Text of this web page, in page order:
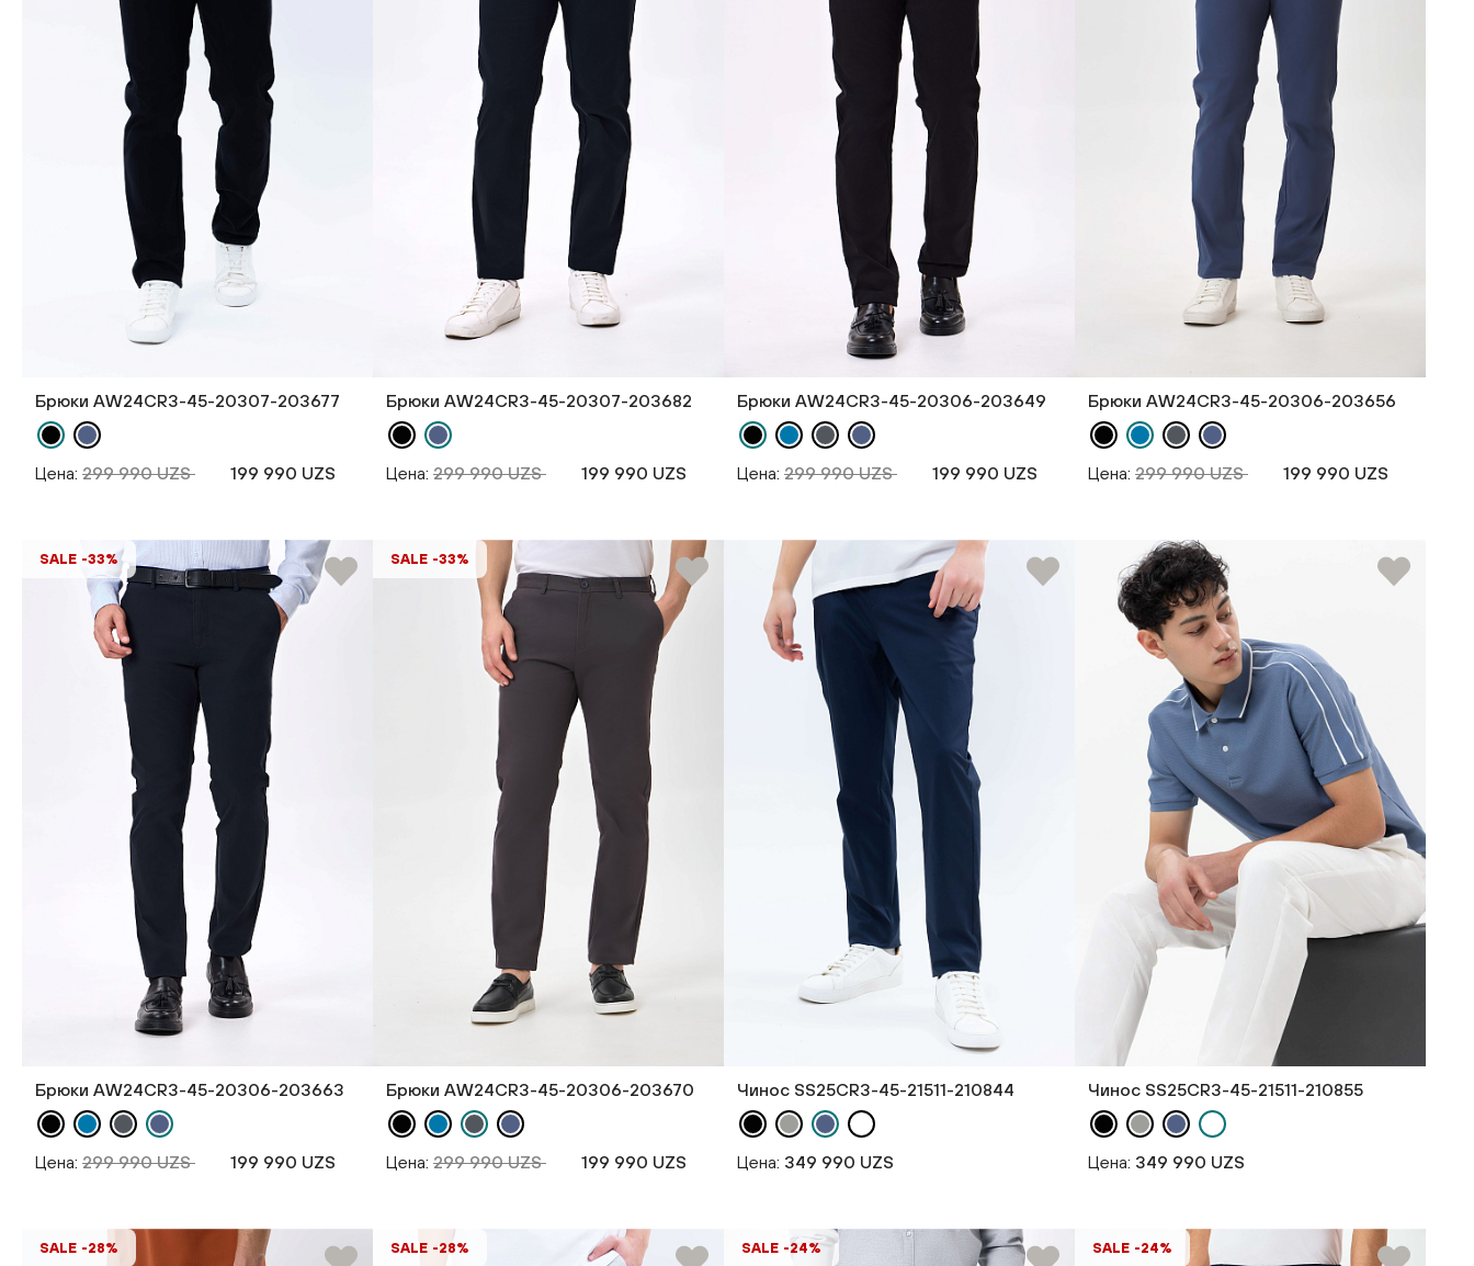
Брюки AW24CR3-45-20307-203677
Цена: 299 990 UZS 199 990 UZS
Брюки AW24CR3-45-20307-203682
Цена: 299 990 UZS 199 990 UZS
Брюки AW24CR3-45-20306-203649
Цена: 299 990 UZS 199 990 UZS
Брюки AW24CR3-45-20306-203656
Цена: 299 990 UZS 199 990 UZS
SALE -33%
Брюки AW24CR3-45-20306-203663
Цена: 299 990 UZS 199 990 UZS
SALE -33%
Брюки AW24CR3-45-20306-203670
Цена: 299 990 UZS 199 990 UZS
Чинос SS25CR3-45-21511-210844
Цена: 349 990 UZS
Чинос SS25CR3-45-21511-210855
Цена: 349 990 UZS
SALE -28% SALE -28% SALE -24% SALE -24%